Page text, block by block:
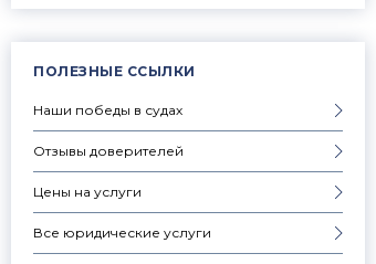
ПОЛЕЗНЫЕ ССЫЛКИ
Наши победы в судах
Отзывы доверителей
Цены на услуги
Все юридические услуги